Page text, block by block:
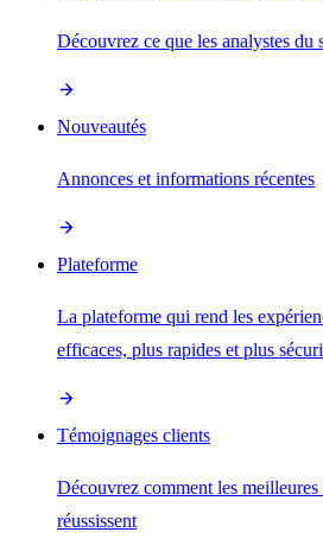
Découvrez ce que les analystes du
Nouveautés
Annonces et informations récentes
Plateforme
La plateforme qui rend les
efficaces, plus rapides et plus
Témoignages clients
Découvrez comment les meilleures
réussissent